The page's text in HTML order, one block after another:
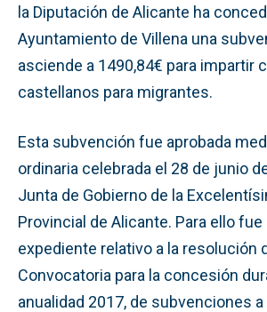
la Diputación de Alicante ha
Ayuntamiento de Villena una
asciende a 1490,84€ para impartir
castellanos para migrantes.
Esta subvención fue aprobada
ordinaria celebrada el 28 de junio
Junta de Gobierno de la
Provincial de Alicante. Para ello
expediente relativo a la resolución
Convocatoria para la concesión
anualidad 2017, de subvenciones